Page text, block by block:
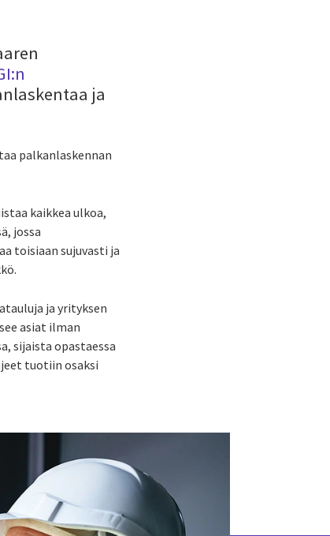
ja
palkanlaskennan
kaikkea ulkoa,
jossa
toisiaan sujuvasti ja
ja yrityksen
asiat ilman
sijaista opastaessa
tuotiin osaksi